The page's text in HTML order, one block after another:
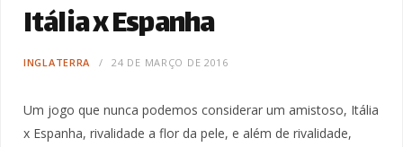
Itália x Espanha
INGLATERRA 24 DE MARÇO DE 2016
Um jogo que nunca podemos considerar um amistoso, Itália
x Espanha, rivalidade a flor da pele, e além de rivalidade,